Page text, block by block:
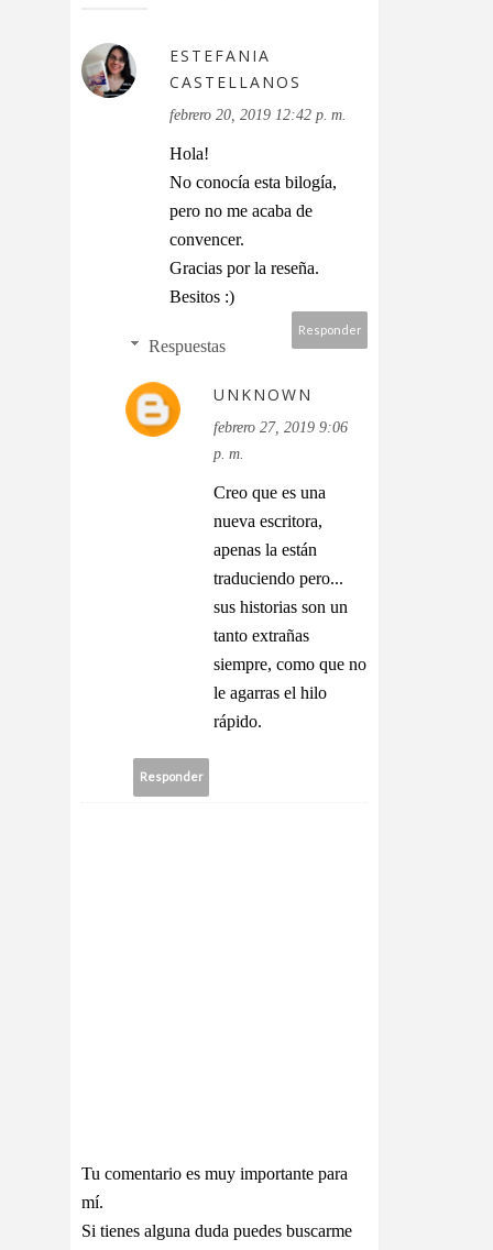
ESTEFANIA
CASTELLANOS
febrero 20, 2019 12:42 p. m.
Hola!
No conocía esta bilogía,
pero no me acaba de
convencer.
Gracias por la reseña.
Besitos :)
Responder
Respuestas
UNKNOWN
febrero 27, 2019 9:06
p. m.
Creo que es una
nueva escritora,
apenas la están
traduciendo pero...
sus historias son un
tanto extrañas
siempre, como que no
le agarras el hilo
rápido.
Responder
Tu comentario es muy importante para
mí.
Si tienes alguna duda puedes buscarme